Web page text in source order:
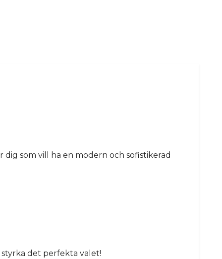
som vill ha en modern och sofistikerad
det perfekta valet!